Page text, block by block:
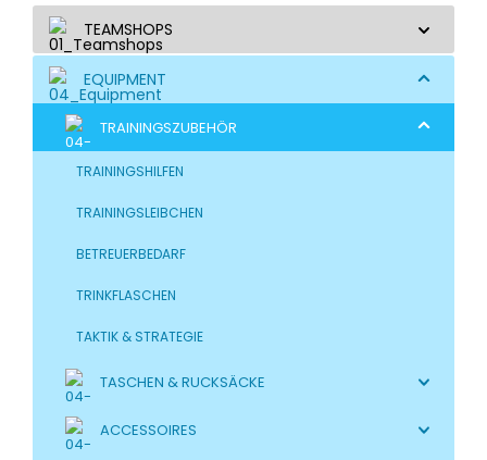
TEAMSHOPS
EQUIPMENT
TRAININGSZUBEHÖR
TRAININGSHILFEN
TRAININGSLEIBCHEN
BETREUERBEDARF
TRINKFLASCHEN
TAKTIK & STRATEGIE
TASCHEN & RUCKSÄCKE
ACCESSOIRES